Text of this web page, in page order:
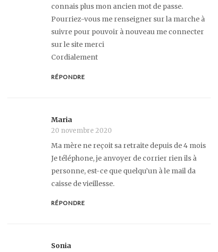
connais plus mon ancien mot de passe.
Pourriez-vous me renseigner sur la marche à
suivre pour pouvoir à nouveau me connecter
sur le site merci
Cordialement
RÉPONDRE
Maria
20 novembre 2020
Ma mère ne reçoit sa retraite depuis de 4 mois
Je téléphone, je anvoyer de corrier rien ils à
personne, est-ce que quelqu’un à le mail da
caisse de vieillesse.
RÉPONDRE
Sonia